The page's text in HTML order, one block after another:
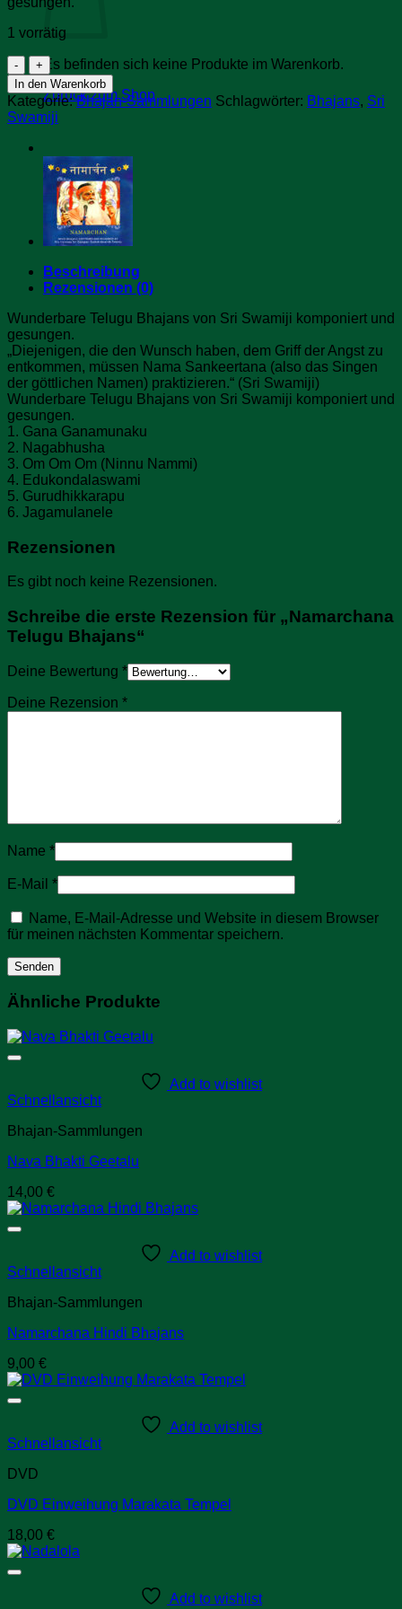
Es befinden sich keine Produkte im Warenkorb.
Zurück zum Shop
1 vorrätig
Namarchana
Telugu
Bhajans
Menge
In den Warenkorb
Kategorie:Bhajan-Sammlungen Schlagwörter: Bhajans, Sri
Swamiji
Beschreibung
Rezensionen (0)
Wunderbare Telugu Bhajans von Sri Swamiji komponiert und
gesungen.
„Diejenigen, die den Wunsch haben, dem Griff der Angst zu
entkommen, müssen Nama Sankeertana (also das Singen
der göttlichen Namen) praktizieren.“ (Sri Swamiji)
Wunderbare Telugu Bhajans von Sri Swamiji komponiert und
gesungen.
1. Gana Ganamunaku
2. Nagabhusha
3. Om Om Om (Ninnu Nammi)
4. Edukondalaswami
5. Gurudhikkarapu
6. Jagamulanele
Rezensionen
Es gibt noch keine Rezensionen.
Schreibe die erste Rezension für „Namarchana
Telugu Bhajans“
Deine Bewertung *
Deine Rezension *
Name *
E-Mail *
Name, E-Mail-Adresse und Website in diesem Browser
für meinen nächsten Kommentar speichern.
Ähnliche Produkte
Add to wishlist
Schnellansicht
Bhajan-Sammlungen
Nava Bhakti Geetalu
14,00 €
Add to wishlist
Schnellansicht
Bhajan-Sammlungen
Namarchana Hindi Bhajans
9,00 €
Add to wishlist
Schnellansicht
DVD
DVD Einweihung Marakata Tempel
18,00 €
Add to wishlist